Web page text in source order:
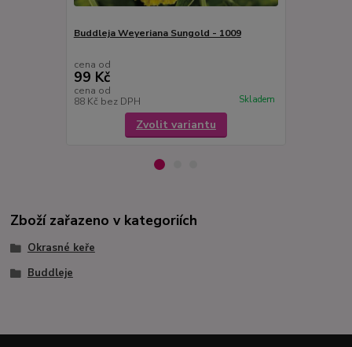
Buddleja Weyeriana Sungold - 1009
cena od
99 Kč
cena od
88 Kč bez DPH Skladem
Zvolit variantu
Zboží zařazeno v kategoriích
Okrasné keře
Buddleje